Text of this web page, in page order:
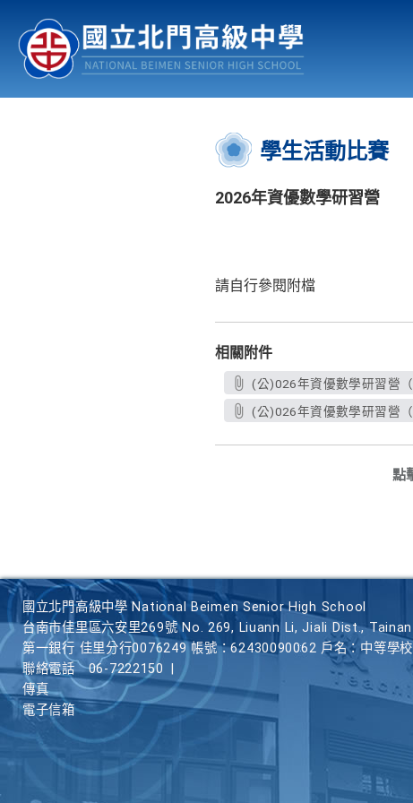
認識北中 行事曆
:::
學生活動比賽
2026年資優數學研習營
請自行參閱附檔
相關附件
點
國立北門高級中學 National Beimen Senior High School
台南市佳里區六安里269號 No. 269, Liuann Li, Jiali Dist.,
第一銀行 佳里分行0076249 帳號：62430090062 戶名：中等學
聯絡電話
06-7222150
傳真
電子信箱